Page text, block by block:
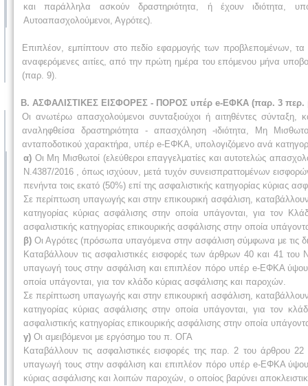
και παράλληλα ασκούν δραστηριότητα, ή έχουν ιδιότητα,
Αυτοαπασχολούμενοι, Αγρότες).
Επιπλέον, εμπίπτουν στο πεδίο εφαρμογής των προβλεπομένων,
αναφερόμενες αιτίες, από την πρώτη ημέρα του επόμενου μήνα
(παρ. 9).
Β. ΑΣΦΑΛΙΣΤΙΚΕΣ ΕΙΣΦΟΡΕΣ - ΠΟΡΟΣ υπέρ e-ΕΦΚΑ (παρ. 3 περ.
Οι ανωτέρω απασχολούμενοι συνταξιούχοι ή αιτηθέντες σύνταξη,
αναληφθείσα δραστηριότητα - απασχόληση -ιδιότητα, Μη
ανταποδοτικού χαρακτήρα, υπέρ e-ΕΦΚΑ, υπολογιζόμενο ανά
α) Οι Μη Μισθωτοί (ελεύθεροι επαγγελματίες και αυτοτελώς
Ν.4387/2016 , όπως ισχύουν, μετά τυχόν συνεισπραττομένων
πενήντα τοις εκατό (50%) επί της ασφαλιστικής κατηγορίας κύριας
Σε περίπτωση υπαγωγής και στην επικουρική ασφάλιση,
κατηγορίας κύριας ασφάλισης στην οποία υπάγονται, για τον
ασφαλιστικής κατηγορίας επικουρικής ασφάλισης στην οποία
β) Οι Αγρότες (πρόσωπα υπαγόμενα στην ασφάλιση σύμφωνα με τις
Καταβάλλουν τις ασφαλιστικές εισφορές των άρθρων 40 και 41
υπαγωγή τους στην ασφάλιση και επιπλέον πόρο υπέρ e-ΕΦΚΑ ύψους
οποία υπάγονται, για τον κλάδο κύριας ασφάλισης και παροχών.
Σε περίπτωση υπαγωγής και στην επικουρική ασφάλιση,
κατηγορίας κύριας ασφάλισης στην οποία υπάγονται, για τον
ασφαλιστικής κατηγορίας επικουρικής ασφάλισης στην οποία
γ) Οι αμειβόμενοι με εργόσημο του π. ΟΓΑ
Καταβάλλουν τις ασφαλιστικές εισφορές της παρ. 2 του άρθρου
υπαγωγή τους στην ασφάλιση και επιπλέον πόρο υπέρ e-ΕΦΚΑ
κύριας ασφάλισης και λοιπών παροχών, ο οποίος βαρύνει